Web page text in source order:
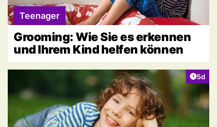
Teenager
Grooming: Wie Sie es erkennen
und Ihrem Kind helfen können
5d